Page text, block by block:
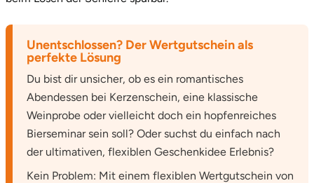
Unentschlossen? Der Wertgutschein als
perfekte Lösung
Du bist dir unsicher, ob es ein romantisches
Abendessen bei Kerzenschein, eine klassische
Weinprobe oder vielleicht doch ein hopfenreiches
Bierseminar sein soll? Oder suchst du einfach nach
der ultimativen, flexiblen Geschenkidee Erlebnis?
Kein Problem: Mit einem flexiblen Wertgutschein von